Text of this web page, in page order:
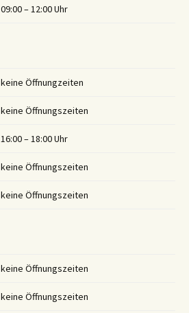
09:00 – 12:00 Uhr
keine Öffnungzeiten
keine Öffnungszeiten
16:00 – 18:00 Uhr
keine Öffnungszeiten
keine Öffnungszeiten
keine Öffnungszeiten
keine Öffnungszeiten